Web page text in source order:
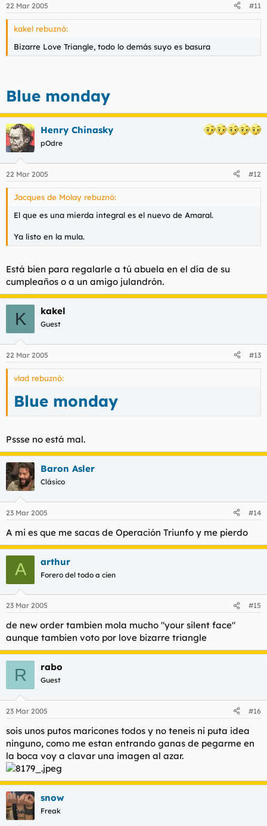
22 Mar 2005 #11
kakel rebuznó:
Bizarre Love Triangle, todo lo demás suyo es basura
Blue monday
Henry Chinasky
pOdre
22 Mar 2005 #12
Jacques de Molay rebuznó:
El que es una mierda integral es el nuevo de Amaral.
Ya listo en la mula.
Está bien para regalarle a tú abuela en el día de su
cumpleaños o a un amigo julandrón.
K kakel
Guest
22 Mar 2005 #13
vlad rebuznó:
Blue monday
Pssse no está mal.
Baron Asler
Clásico
23 Mar 2005 #14
A mi es que me sacas de Operación Triunfo y me pierdo
A arthur
Forero del todo a cien
23 Mar 2005 #15
de new order tambien mola mucho "your silent face"
aunque tambien voto por love bizarre triangle
R rabo
Guest
23 Mar 2005 #16
sois unos putos maricones todos y no teneis ni puta idea
ninguno, como me estan entrando ganas de pegarme en
la boca voy a clavar una imagen al azar.
snow
Freak